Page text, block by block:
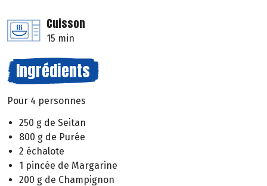
Cuisson
15 min
Ingrédients
Pour 4 personnes
250 g de Seitan
800 g de Purée
2 échalote
1 pincée de Margarine
200 g de Champignon